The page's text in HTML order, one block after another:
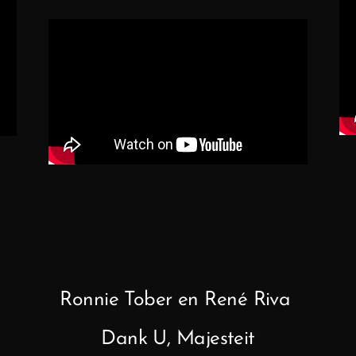
Ronnie Tober en René Riva
Dank U, Majesteit